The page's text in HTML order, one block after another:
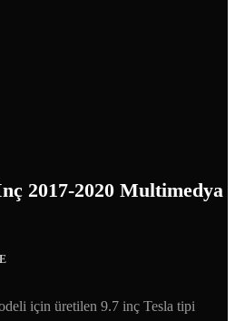
2017-2020 Multimedya
için üretilen 9.7 inç Tesla tipi